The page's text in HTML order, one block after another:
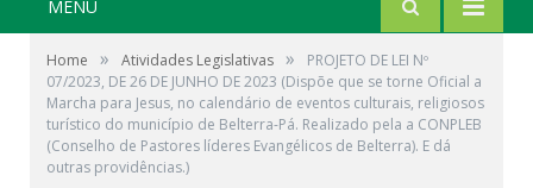
MENU
Home » Atividades Legislativas »
PROJETO DE LEI Nº
07/2023, DE 26 DE JUNHO DE 2023 (Dispõe que se torne Oficial a
Marcha para Jesus, no calendário de eventos culturais, religiosos
turístico do município de Belterra-Pá. Realizado pela a CONPLEB
(Conselho de Pastores líderes Evangélicos de Belterra). E dá
outras providências.)